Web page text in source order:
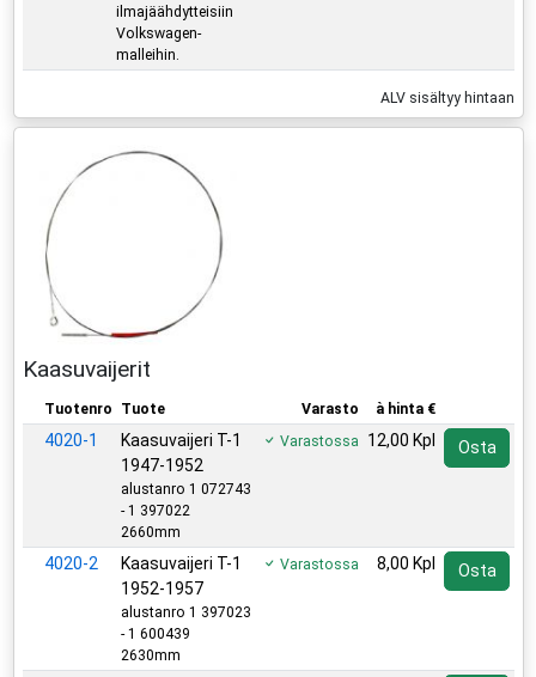
ilmajäähdytteisiin
Volkswagen-
malleihin.
ALV sisältyy hintaan
Kaasuvaijerit
Tuotenro Tuote Varasto à hinta €
4020-1
Kaasuvaijeri T-1
1947-1952
alustanro 1 072743
- 1 397022
2660mm
Varastossa 12,00 Kpl Osta
4020-2
Kaasuvaijeri T-1
1952-1957
alustanro 1 397023
- 1 600439
2630mm
Varastossa 8,00 Kpl Osta